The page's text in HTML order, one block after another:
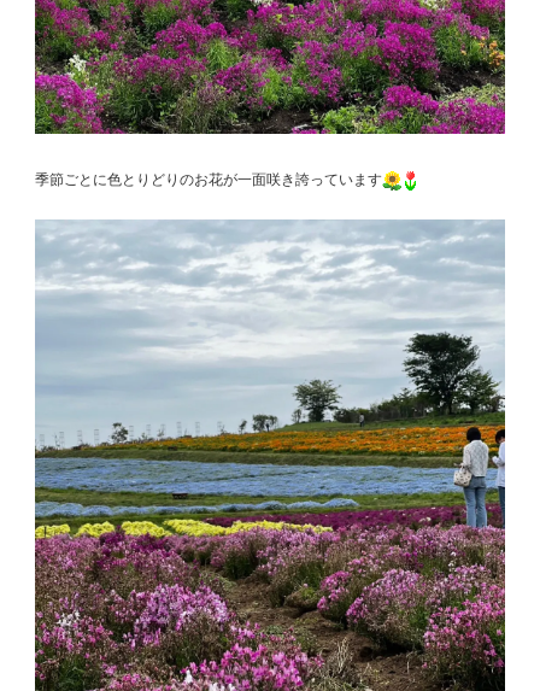
季節ごとに色とりどりのお花が一面咲き誇っています